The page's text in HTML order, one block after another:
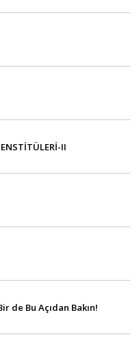
II
de Bu Açıdan Bakın!